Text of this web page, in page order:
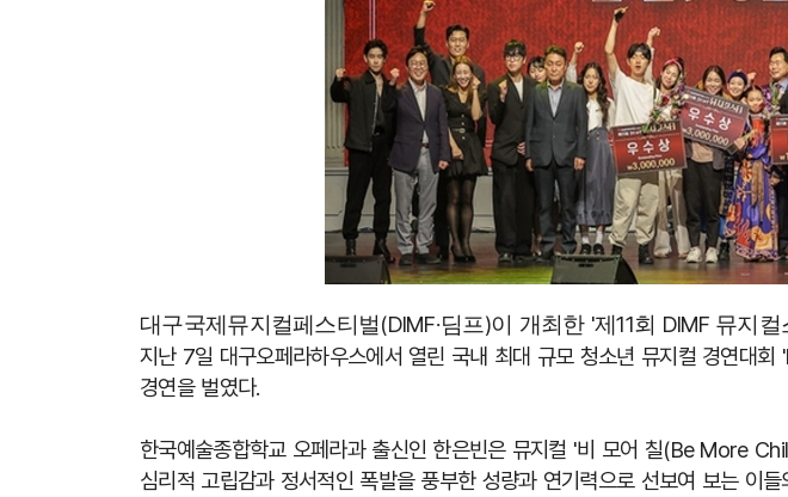
대구국제뮤지컬페스티벌(DIMF·딤프)이 개최한'제11회 DIMF 뮤지컬
지난7일 대구오페라하우스에서 열린 국내 최대 규모 청소년 뮤지컬 경연대회
경연을 벌였다.
한국예술종합학교 오페라과 출신인 한은빈은 뮤지컬 '비 모어 칠(Be More
심리적 고립감과 정서적인 폭발을 풍부한 성량과 연기력으로 선보여 보는 이